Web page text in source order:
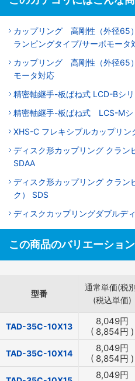
カップリング 高剛性（外径65
ランピングタイプ/サーボモータ
カップリング 高剛性（外径65
モータ対応
精密軸継手-板ばね式 LCD-Bシ
精密軸継手-板ばね式 LCS-Mシ
XHS-C フレキシブルカップリ
ディスク形カップリング クラン
SDAA
ディスク形カップリング クラン
ク） SDS
ディスクカップリングダブルデ
この商品のバリエーション
型番
通常単価(税
(税込単価)
TAD-35C-10X13 8,049円
( 8,854円 )
TAD-35C-10X14 8,049円
( 8,854円 )
8,049円